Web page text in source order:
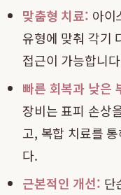
맞춤형 치료: 아이
유형에 맞춰 각기
접근이 가능합니
빠른 회복과 낮은
장비는 표피 손상
고, 복합 치료를
다.
근본적인 개선: 단